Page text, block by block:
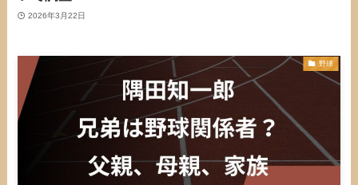
2026年3月22日
野球